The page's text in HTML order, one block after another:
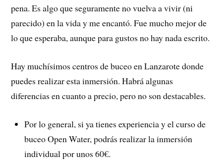
pena. Es algo que seguramente no vuelva a vivir (ni
parecido) en la vida y me encantó. Fue mucho mejor de
lo que esperaba, aunque para gustos no hay nada escrito.
Hay muchísimos centros de buceo en Lanzarote donde
puedes realizar esta inmersión. Habrá algunas
diferencias en cuanto a precio, pero no son destacables.
Por lo general, si ya tienes experiencia y el curso de
buceo Open Water, podrás realizar la inmersión
individual por unos 60€.